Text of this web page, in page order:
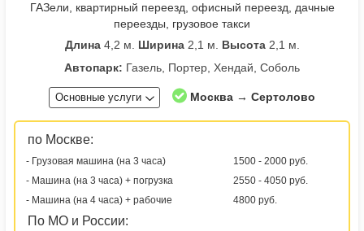
ГАЗели, квартирный переезд, офисный переезд, дачные
переезды, грузовое такси
Длина4,2 м. Ширина2,1 м. Высота2,1 м.
Автопарк: Газель, Портер, Хендай, Соболь
Основные услуги Москва → Сертолово
по Москве:
- Грузовая машина (на 3 часа)
1500 - 2000 руб.
- Машина (на 3 часа) + погрузка
2550 - 4050 руб.
- Машина (на 4 часа) + рабочие
4800 руб.
По МО и России: